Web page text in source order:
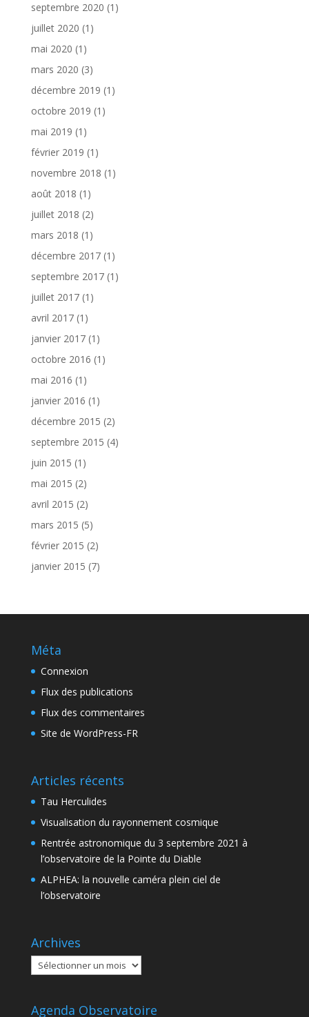
septembre 2020 (1)
juillet 2020 (1)
mai 2020 (1)
mars 2020 (3)
décembre 2019 (1)
octobre 2019 (1)
mai 2019 (1)
février 2019 (1)
novembre 2018 (1)
août 2018 (1)
juillet 2018 (2)
mars 2018 (1)
décembre 2017(1)
septembre 2017(1)
juillet 2017(1)
avril 2017(1)
janvier 2017(1)
octobre 2016 (1)
mai 2016 (1)
janvier 2016 (1)
décembre 2015 (2)
septembre 2015 (4)
juin 2015 (1)
mai 2015 (2)
avril 2015 (2)
mars 2015 (5)
février 2015 (2)
janvier 2015 (7)
Méta
Connexion
Flux des publications
Flux des commentaires
Site de WordPress-FR
Articles récents
Tau Herculides
Visualisation du rayonnement cosmique
Rentrée astronomique du 3 septembre 2021 à
l’observatoire de la Pointe du Diable
ALPHEA: la nouvelle caméra plein ciel de
l’observatoire
Archives
Archives
Agenda Observatoire